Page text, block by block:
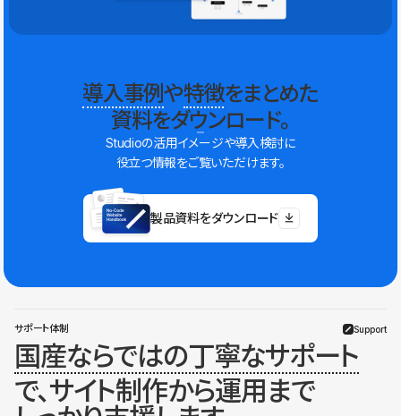
導入事例や特徴をまとめた
資料をダウンロード。
Studioの活用イメージや導入検討に
役立つ情報をご覧いただけます。
製品資料をダウンロード
サポート体制 Support
国産ならではの丁寧なサポート
で、サイト制作から運用まで